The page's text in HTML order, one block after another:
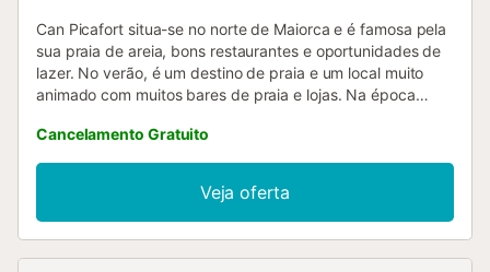
Can Picafort situa-se no norte de Maiorca e é famosa pela
sua praia de areia, bons restaurantes e oportunidades de
lazer. No verão, é um destino de praia e um local muito
animado com muitos bares de praia e lojas. Na época
ou jogar golfe no campo de Alcanada. A Playa de Muro,
uma área de areia branca e fina, fica ao lado de Can
Picafort e estende-se até Puerto de Alcúdia. Um carro não
é necessário, pois encontrará todos os serviços essenciais
por perto. Os apartamentos são ideais para 4 hóspedes e
Cancelamento Gratuito
Veja oferta